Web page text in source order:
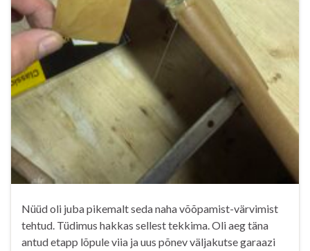
Nüüd oli juba pikemalt seda naha võõpamist-värvimist
tehtud. Tüdimus hakkas sellest tekkima. Oli aeg täna
antud etapp lõpule viia ja uus põnev väljakutse garaazi